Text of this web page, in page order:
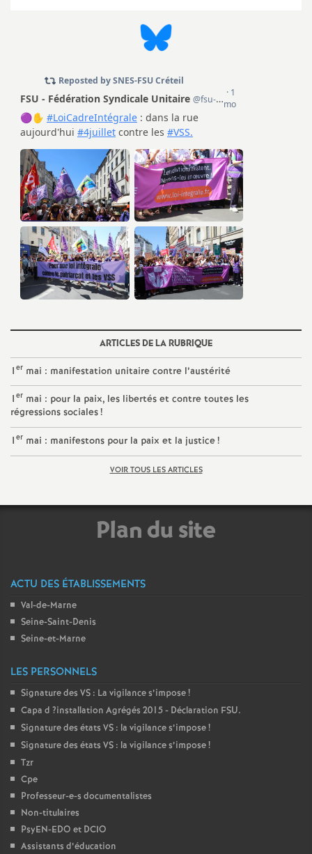
e
i
g
n
e
m
e
n
t
s
d
e
n
d
ARTICLES DE LA RUBRIQUE
1er mai : manifestation unitaire contre l’austérité
1er mai : pour la paix, les libertés et contre toutes les
régressions sociales!
1er mai : manifestons pour la paix et la justice!
VOIR TOUS LES ARTICLES
Plan du site
ACTU DES ÉTABLISSEMENTS
Val-de-Marne
Seine-Saint-Denis
Seine-et-Marne
LES PERSONNELS
Signature des VS : La vigilance s’impose!
Capa d ?installation Agrégés 2015 - Déclaration FSU.
Signature des états VS : la vigilance s’impose!
Signature des états VS : la vigilance s’impose!
Tzr
Cpe
Professeur-e-s documentalistes
Non-titulaires
PsyEN-EDO et DCIO
Assistants d’éducation